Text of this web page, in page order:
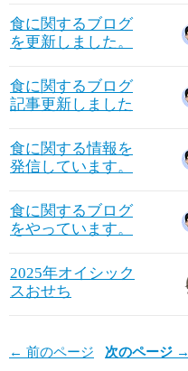
食に関するブログ
を更新しました。
食に関するブログ
記事更新しました
食に関する情報を
発信しています。
食に関するブログ
をやっています。
2025年オイシック
スおせち
← 前のページ 次のページ →